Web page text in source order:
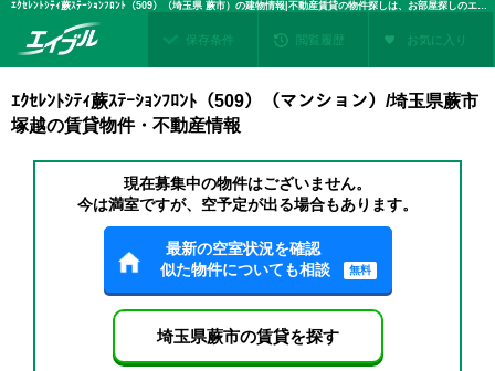
ｴｸｾﾚﾝﾄｼﾃｨ蕨ｽﾃｰｼｮﾝﾌﾛﾝﾄ（509）（埼玉県 蕨市）の建物情報|不動産賃貸の物件探しは、お部屋探しのエイブル
保存条件 閲覧履歴 お気に入り
ｴｸｾﾚﾝﾄｼﾃｨ蕨ｽﾃｰｼｮﾝﾌﾛﾝﾄ（509）（マンション）/埼玉県蕨市
塚越の賃貸物件・不動産情報
現在募集中の物件はございません。
今は満室ですが、空予定が出る場合もあります。
最新の空室状況を確認
似た物件についても相談
無料
埼玉県蕨市の賃貸を探す